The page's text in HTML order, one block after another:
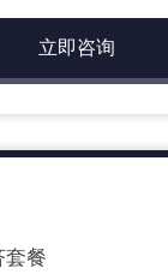
立即咨询
套餐